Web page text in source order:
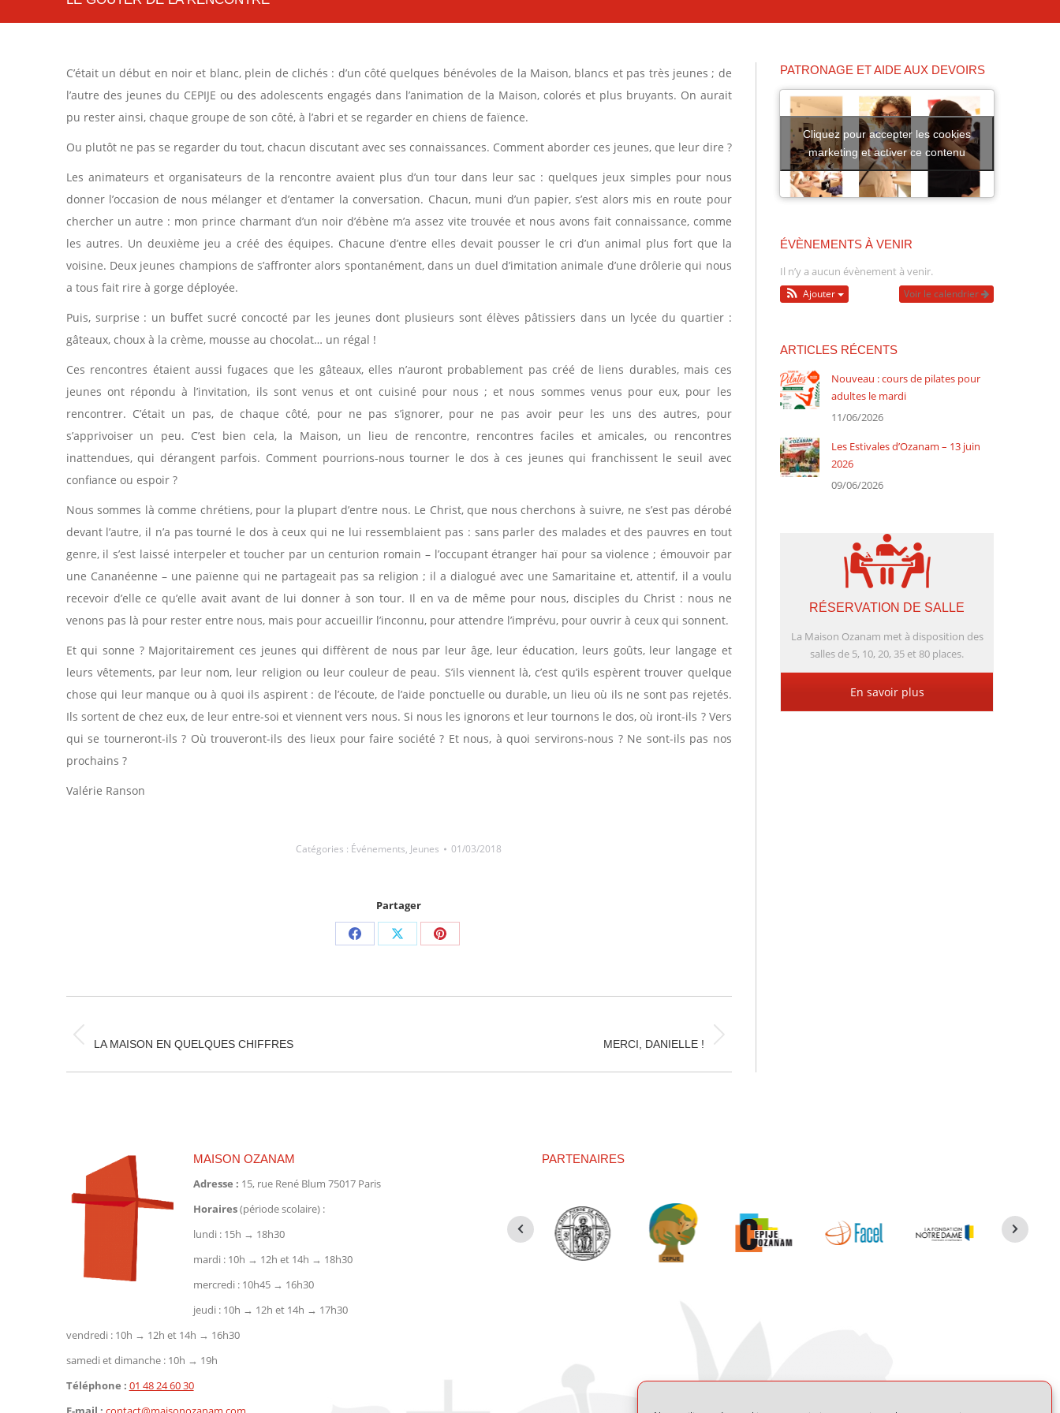
C’était un début en noir et blanc, plein de clichés : d’un côté quelques bénévoles de la Maison, blancs et pas très jeunes ; de
l’autre des jeunes du CEPIJE ou des adolescents engagés dans l’animation de la Maison, colorés et plus bruyants. On aurait
pu rester ainsi, chaque groupe de son côté, à l’abri et se regarder en chiens de faïence.
Ou plutôt ne pas se regarder du tout, chacun discutant avec ses connaissances. Comment aborder ces jeunes, que leur dire ?
Les animateurs et organisateurs de la rencontre avaient plus d’un tour dans leur sac : quelques jeux simples pour nous
donner l’occasion de nous mélanger et d’entamer la conversation. Chacun, muni d’un papier, s’est alors mis en route pour
chercher un autre : mon prince charmant d’un noir d’ébène m’a assez vite trouvée et nous avons fait connaissance, comme
les autres. Un deuxième jeu a créé des équipes. Chacune d’entre elles devait pousser le cri d’un animal plus fort que la
voisine. Deux jeunes champions de s’affronter alors spontanément, dans un duel d’imitation animale d’une drôlerie qui nous
a tous fait rire à gorge déployée.
Puis, surprise : un buffet sucré concocté par les jeunes dont plusieurs sont élèves pâtissiers dans un lycée du quartier :
gâteaux, choux à la crème, mousse au chocolat… un régal !
Ces rencontres étaient aussi fugaces que les gâteaux, elles n’auront probablement pas créé de liens durables, mais ces
jeunes ont répondu à l’invitation, ils sont venus et ont cuisiné pour nous ; et nous sommes venus pour eux, pour les
rencontrer. C’était un pas, de chaque côté, pour ne pas s’ignorer, pour ne pas avoir peur les uns des autres, pour
s’apprivoiser un peu. C’est bien cela, la Maison, un lieu de rencontre, rencontres faciles et amicales, ou rencontres
inattendues, qui dérangent parfois. Comment pourrions-nous tourner le dos à ces jeunes qui franchissent le seuil avec
confiance ou espoir ?
Nous sommes là comme chrétiens, pour la plupart d’entre nous. Le Christ, que nous cherchons à suivre, ne s’est pas dérobé
devant l’autre, il n’a pas tourné le dos à ceux qui ne lui ressemblaient pas : sans parler des malades et des pauvres en tout
genre, il s’est laissé interpeler et toucher par un centurion romain – l’occupant étranger haï pour sa violence ; émouvoir par
une Cananéenne – une païenne qui ne partageait pas sa religion ; il a dialogué avec une Samaritaine et, attentif, il a voulu
recevoir d’elle ce qu’elle avait avant de lui donner à son tour. Il en va de même pour nous, disciples du Christ : nous ne
venons pas là pour rester entre nous, mais pour accueillir l’inconnu, pour attendre l’imprévu, pour ouvrir à ceux qui sonnent.
Et qui sonne ? Majoritairement ces jeunes qui diffèrent de nous par leur âge, leur éducation, leurs goûts, leur langage et
leurs vêtements, par leur nom, leur religion ou leur couleur de peau. S’ils viennent là, c’est qu’ils espèrent trouver quelque
chose qui leur manque ou à quoi ils aspirent : de l’écoute, de l’aide ponctuelle ou durable, un lieu où ils ne sont pas rejetés.
Ils sortent de chez eux, de leur entre-soi et viennent vers nous. Si nous les ignorons et leur tournons le dos, où iront-ils ? Vers
qui se tourneront-ils ? Où trouveront-ils des lieux pour faire société ? Et nous, à quoi servirons-nous ? Ne sont-ils pas nos
prochains ?
Valérie Ranson
Catégories : Événements, Jeunes 01/03/2018
Partager
Partager
Facebook
Partager
X
Partager
Pinterest
ARTICLE
Article
LA MAISON EN QUELQUES CHIFFRES MERCI, DANIELLE !
PATRONAGE ET AIDE AUX DEVOIRS
Cliquez pour accepter les cookies
marketing et activer ce contenu
ÉVÈNEMENTS À VENIR
Il n’y a aucun évènement à venir.
Voir le calendrier
Ajouter
ARTICLES RÉCENTS
Nouveau : cours de pilates pour
adultes le mardi
11/06/2026
Les Estivales d’Ozanam – 13 juin
2026
09/06/2026
RÉSERVATION DE SALLE
La Maison Ozanam met à disposition des
salles de 5, 10, 20, 35 et 80 places.
En savoir plus
MAISON OZANAM
Adresse : 15, rue René Blum 75017 Paris
Horaires(période scolaire) :
lundi : 15h → 18h30
mardi : 10h → 12h et 14h → 18h30
mercredi : 10h45 → 16h30
jeudi : 10h → 12h et 14h → 17h30
vendredi : 10h → 12h et 14h → 16h30
samedi et dimanche : 10h → 19h
Téléphone : 01 48 24 60 30
PARTENAIRES